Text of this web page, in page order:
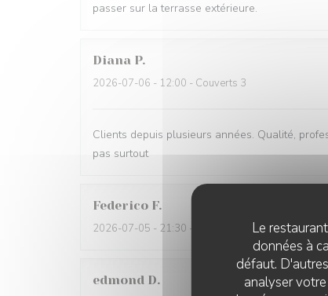
Le
données à
défaut.
analyser
passer sur la terrasse extérieure.
Diana P
2026-07-06 - 12:00 - Couverts 3
Clients depuis plusieurs années. Qualité,
pas surtout
Federico F
2026-07-05 - 21:30 - Couverts 2
edmond D